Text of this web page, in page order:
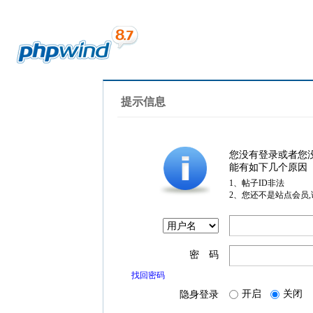
提示信息
您没有登录或者您
能有如下几个原因
1、帖子ID非法
2、您还不是站点会员
密 码
找回密码
隐身登录 开启 关闭